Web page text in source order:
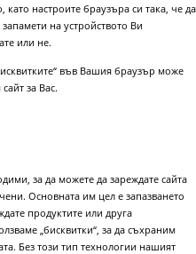
като настроите браузъра си така, че да
на устройството Ви
или не.
във Вашия браузър може
за Вас.
за да можете да зареждате сайта
Основната им цел е запазването
продуктите или друга
„бисквитки“, за да съхраним
Без този тип технологии нашият